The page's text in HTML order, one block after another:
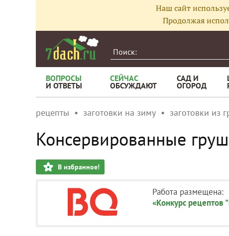
Наш сайт
Продолжая
ВОПРОСЫ
И ОТВЕТЫ
СЕЙЧАС
ОБСУЖДАЮТ
САД И
ОГОРОД
рецепты заготовки на зиму заготовки из
Консервированные
В избранное!
Работа размещена:
«Конкурс рецептов